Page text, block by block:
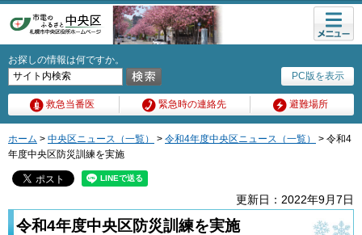
PC版を表示
お探しの情報は何ですか。
救急当番医 緊急時の連絡先 避難場所
メニュ
ー
ホーム > 中央区ニュース（一覧） > 令和4年度中央区ニュース（一覧）
> 令和4
年度中央区防災訓練を実施
更新日：2022年9月7日
令和4年度中央区防災訓練を実施